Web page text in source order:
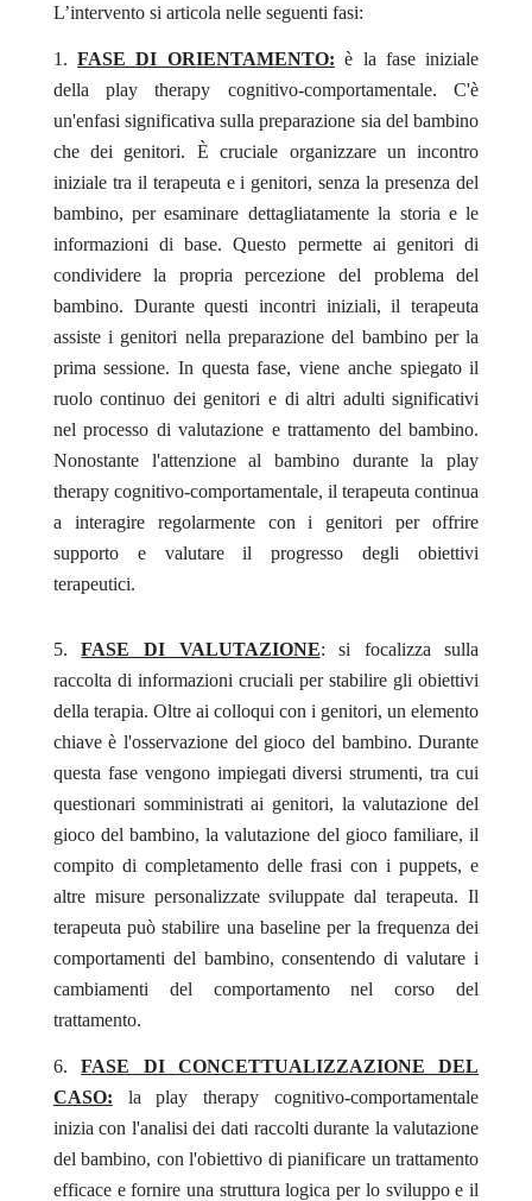
L’intervento si articola nelle seguenti fasi:
FASE DI ORIENTAMENTO: è la fase iniziale
della play therapy cognitivo-comportamentale. C'è
un'enfasi significativa sulla preparazione sia del bambino
che dei genitori. È cruciale organizzare un incontro
iniziale tra il terapeuta e i genitori, senza la presenza del
bambino, per esaminare dettagliatamente la storia e le
informazioni di base. Questo permette ai genitori di
condividere la propria percezione del problema del
bambino. Durante questi incontri iniziali, il terapeuta
assiste i genitori nella preparazione del bambino per la
prima sessione. In questa fase, viene anche spiegato il
ruolo continuo dei genitori e di altri adulti significativi
nel processo di valutazione e trattamento del bambino.
Nonostante l'attenzione al bambino durante la play
therapy cognitivo-comportamentale, il terapeuta continua
a interagire regolarmente con i genitori per offrire
supporto e valutare il progresso degli obiettivi
terapeutici.
FASE DI VALUTAZIONE: si focalizza sulla
raccolta di informazioni cruciali per stabilire gli obiettivi
della terapia. Oltre ai colloqui con i genitori, un elemento
chiave è l'osservazione del gioco del bambino. Durante
questa fase vengono impiegati diversi strumenti, tra cui
questionari somministrati ai genitori, la valutazione del
gioco del bambino, la valutazione del gioco familiare, il
compito di completamento delle frasi con i puppets, e
altre misure personalizzate sviluppate dal terapeuta. Il
terapeuta può stabilire una baseline per la frequenza dei
comportamenti del bambino, consentendo di valutare i
cambiamenti del comportamento nel corso del
trattamento.
FASE DI CONCETTUALIZZAZIONE DEL
CASO: la play therapy cognitivo-comportamentale
inizia con l'analisi dei dati raccolti durante la valutazione
del bambino, con l'obiettivo di pianificare un trattamento
efficace e fornire una struttura logica per lo sviluppo e il